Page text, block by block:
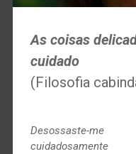
As coisas
cuidado
(Filosofia
Desossaste-me
cuidadosamente